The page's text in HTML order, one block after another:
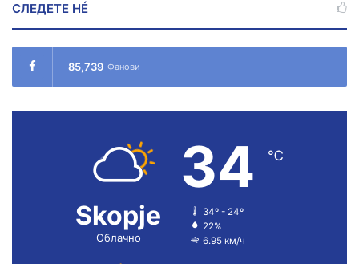
СЛЕДЕТЕ НÉ
85,739 Фанови
Skopje
Облачно
34 ℃
34º - 24º
22%
6.95 км/ч